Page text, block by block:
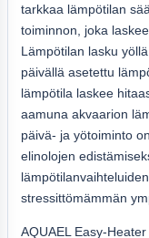
tarkkaa lämpötilan
toiminnon, joka
Lämpötilan lasku
päivällä asetettu
lämpötila laskee
aamuna akvaarion
päivä- ja yötoiminto
elinolojen
stressittömämmän
AQUAEL Easy-